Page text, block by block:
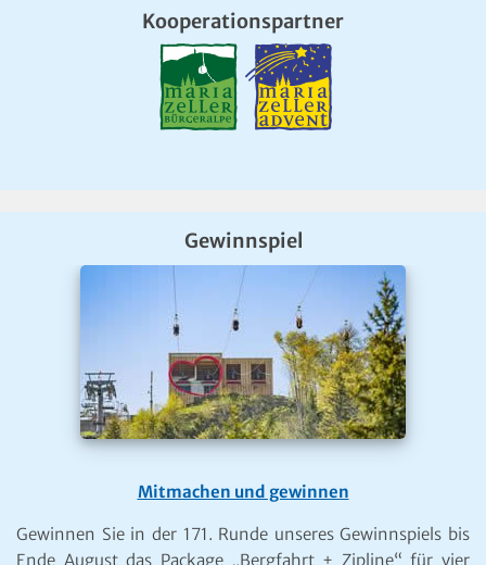
Kooperationspartner
Gewinnspiel
Mitmachen und gewinnen
Gewinnen Sie in der 171. Runde unseres Gewinnspiels bis
Ende August das Package „Bergfahrt + Zipline“ für vier